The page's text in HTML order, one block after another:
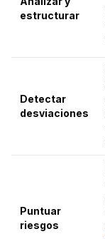
estructurar
Detectar
desviaciones
Puntuar
riesgos